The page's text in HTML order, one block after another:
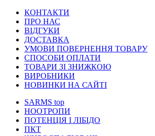
КОНТАКТИ
ПРО НАС
ВІДГУКИ
ДОСТАВКА
УМОВИ ПОВЕРНЕННЯ ТОВАРУ
СПОСОБИ ОПЛАТИ
ТОВАРИ ЗІ ЗНИЖКОЮ
ВИРОБНИКИ
НОВИНКИ НА САЙТІ
SARMS top
НООТРОПИ
ПОТЕНЦІЯ І ЛІБІДО
ПКТ